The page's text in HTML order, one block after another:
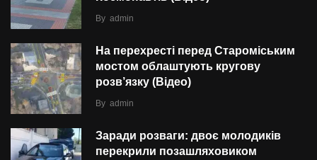
By admin
На перехресті перед Староміським
мостом облаштують кругову
розв’язку (Відео)
By admin
Заради розваги: двоє молодиків
перекрили позашляховиком